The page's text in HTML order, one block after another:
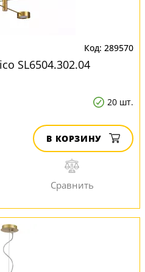
289570
SL6504.302.04
20 шт.
В КОРЗИНУ